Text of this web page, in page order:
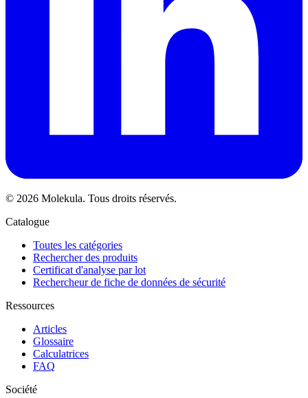
© 2026 Molekula. Tous droits réservés.
Catalogue
Toutes les catégories
Rechercher des produits
Certificat d'analyse par lot
Rechercheur de fiche de données de sécurité
Ressources
Articles
Glossaire
Calculatrices
FAQ
Société